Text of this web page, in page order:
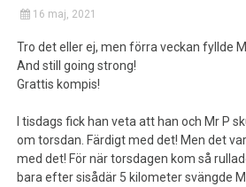
16 maj, 2021
Tro det eller ej, men förra veckan fyllde
And still going strong!
Grattis kompis!
I tisdags fick han veta att han och Mr P
om torsdan. Färdigt med det! Men det
med det! För när torsdagen kom så
bara efter sisådär 5 kilometer svängde